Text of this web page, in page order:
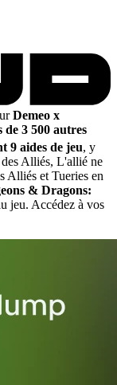
Demeo x
de 3 500 autres
9 aides de jeu, y
Alliés, L'allié ne
Alliés et Tueries en
& Dragons:
jeu. Accédez à vos